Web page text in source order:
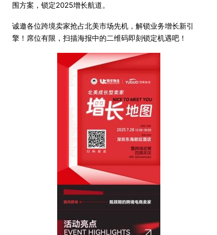
围方案，锁定2025增长航道。
诚邀各位跨境卖家抢占北美市场先机，解锁业务增长新引
擎！席位有限，扫描海报中的二维码即刻锁定机遇吧！